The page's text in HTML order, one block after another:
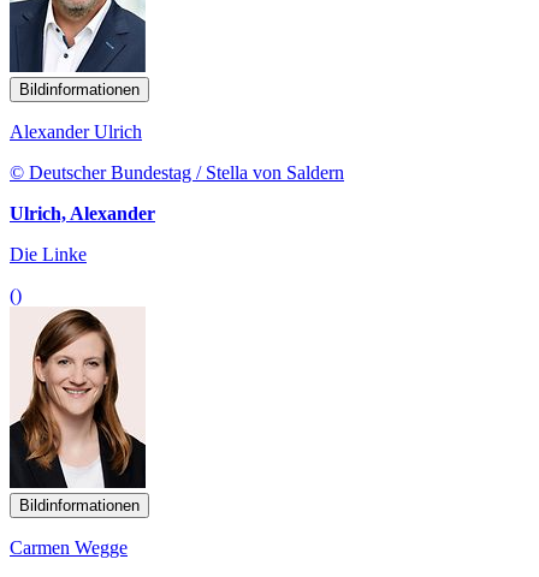
Bildinformationen
Alexander Ulrich
© Deutscher Bundestag / Stella von Saldern
Ulrich, Alexander
Die Linke
()
Bildinformationen
Carmen Wegge